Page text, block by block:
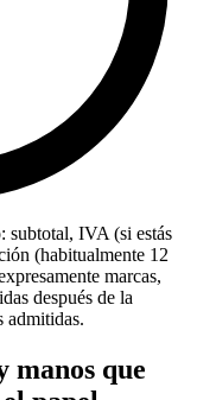
subtotal, IVA (si estás
(habitualmente 12
marcas,
después de la
admitidas.
manos que